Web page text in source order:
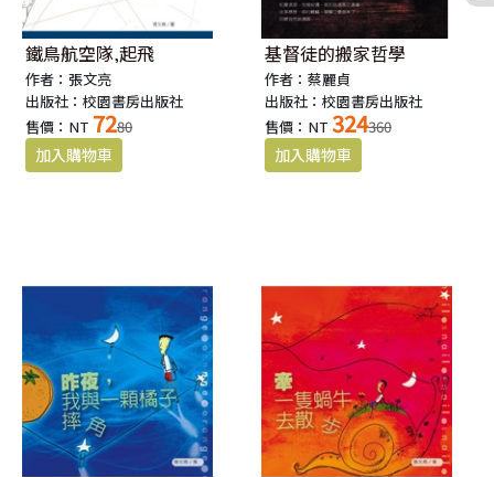
鐵鳥航空隊,起飛
作者：張文亮
出版社：校園書房出版社
售價：NT 7280
基督徒的搬家哲學
作者：蔡麗貞
出版社：校園書房出版社
售價：NT 324360